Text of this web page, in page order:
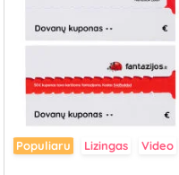
Populiaru Lizingas Video